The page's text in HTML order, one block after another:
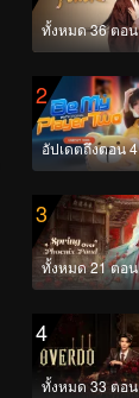
ทั้งหมด 36 ตอน
2
อัปเดตถึงตอน 4
3
ทั้งหมด 21 ตอน
4
ทั้งหมด 33 ตอน